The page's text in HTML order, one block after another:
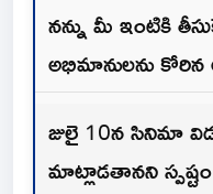
నన్ను మీ ఇంటికి
అభిమానులను
జులై 10న సినిమా
మాట్లాడతానని స్పష్టం